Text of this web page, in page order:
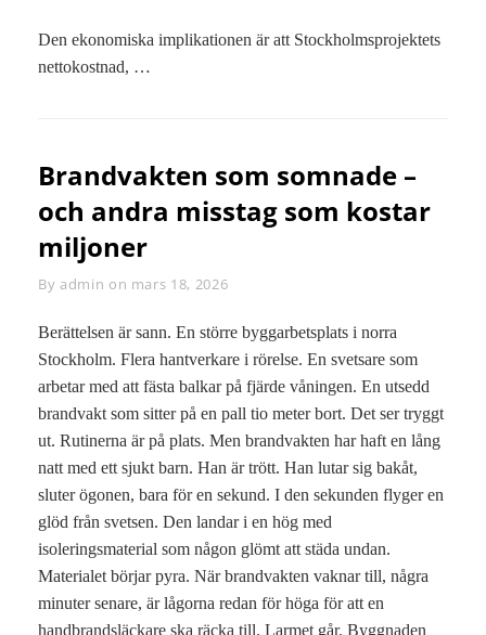
Den ekonomiska implikationen är att Stockholmsprojektets
nettokostnad, …
Brandvakten som somnade –
och andra misstag som kostar
miljoner
By Byline
admin on mars 18, 2026
Berättelsen är sann. En större byggarbetsplats i norra
Stockholm. Flera hantverkare i rörelse. En svetsare som
arbetar med att fästa balkar på fjärde våningen. En utsedd
brandvakt som sitter på en pall tio meter bort. Det ser tryggt
ut. Rutinerna är på plats. Men brandvakten har haft en lång
natt med ett sjukt barn. Han är trött. Han lutar sig bakåt,
sluter ögonen, bara för en sekund. I den sekunden flyger en
glöd från svetsen. Den landar i en hög med
isoleringsmaterial som någon glömt att städa undan.
Materialet börjar pyra. När brandvakten vaknar till, några
minuter senare, är lågorna redan för höga för att en
handbrandsläckare ska räcka till. Larmet går. Byggnaden